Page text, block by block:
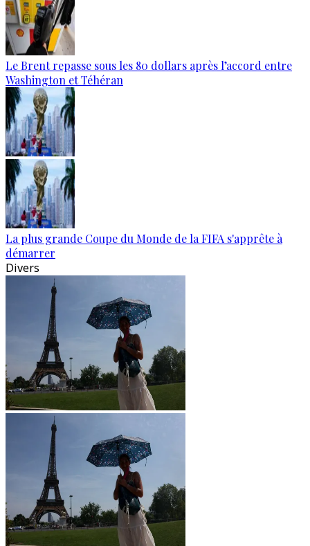
Le Brent repasse sous les 80 dollars après l’accord entre
Washington et Téhéran
La plus grande Coupe du Monde de la FIFA s'apprête à
démarrer
Divers